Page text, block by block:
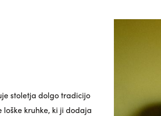
stoletja dolgo tradicijo
kruhke, ki ji dodaja